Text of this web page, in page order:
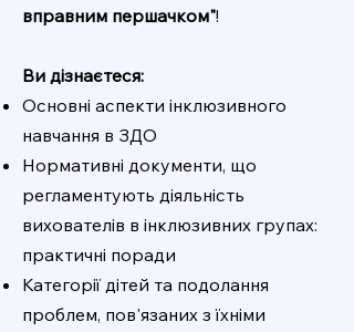
вправним першачком"!
Ви дізнаєтеся:
Основні аспекти інклюзивного
навчання в ЗДО
Нормативні документи, що
регламентують діяльність
вихователів в інклюзивних групах:
практичні поради
Категорії дітей та подолання
проблем, пов'язаних з їхніми